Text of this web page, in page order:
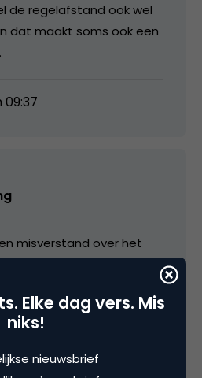
de regelafstand ook wel
dat maakt soms ook een
09:37
misverstand over het
een factor 1,2.
09:52
Elke dag vers. Mis
niks!
nieuwsbrief